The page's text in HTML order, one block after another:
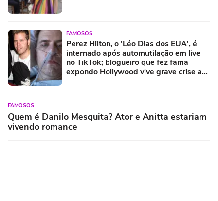
FAMOSOS
Perez Hilton, o 'Léo Dias dos EUA', é
internado após automutilação em live
no TikTok; blogueiro que fez fama
expondo Hollywood vive grave crise aos
FAMOSOS
Quem é Danilo Mesquita? Ator e Anitta estariam
vivendo romance